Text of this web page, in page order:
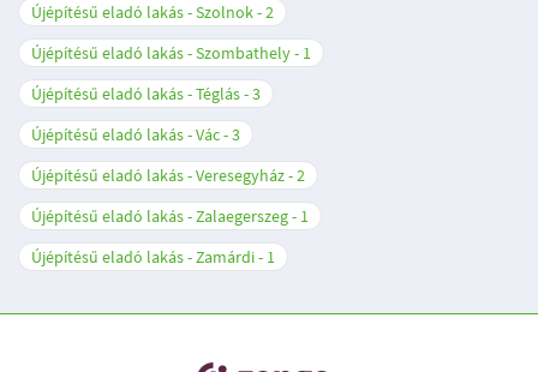
Újépítésű eladó lakás - Szolnok 2
Újépítésű eladó lakás - Szombathely
1
Újépítésű eladó lakás - Téglás 3
Újépítésű eladó lakás - Vác 3
Újépítésű eladó lakás - Veresegyház 2
Újépítésű eladó lakás - Zalaegerszeg
1
Újépítésű eladó lakás - Zamárdi
1